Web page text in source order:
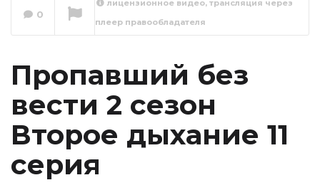
Второе дыхание 12
0
лицензионное видео, трансляция через
плеер правообладателя
Пропавший без
вести 2 сезон
Второе дыхание 11
серия